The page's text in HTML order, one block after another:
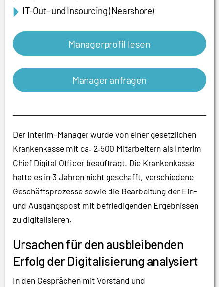
IT-Out- und Insourcing (Nearshore)
Managerprofil lesen
Manager anfragen
Der Interim-Manager wurde von einer gesetzlichen
Krankenkasse mit ca. 2.500 Mitarbeitern als Interim
Chief Digital Officer beauftragt. Die Krankenkasse
hatte es in 3 Jahren nicht geschafft, verschiedene
Geschäftsprozesse sowie die Bearbeitung der Ein-
und Ausgangspost mit befriedigenden Ergebnissen
zu digitalisieren.
Ursachen für den ausbleibenden
Erfolg der Digitalisierung analysiert
In den Gesprächen mit Vorstand und